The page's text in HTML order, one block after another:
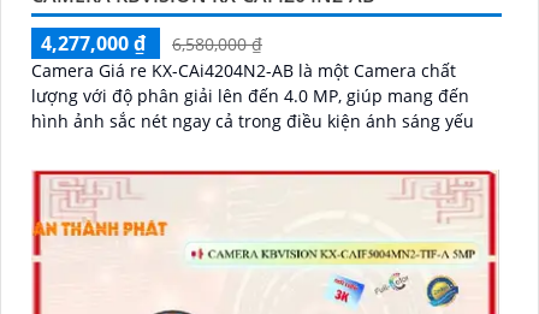
4,277,000 ₫
6,580,000 ₫
Camera Giá re KX-CAi4204N2-AB là một Camera chất
lượng với độ phân giải lên đến 4.0 MP, giúp mang đến
hình ảnh sắc nét ngay cả trong điều kiện ánh sáng yếu